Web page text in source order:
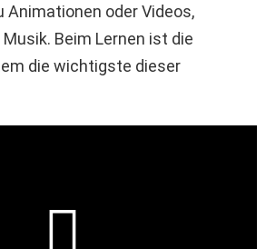
Animationen oder Videos,
Beim Lernen ist die
die wichtigste dieser